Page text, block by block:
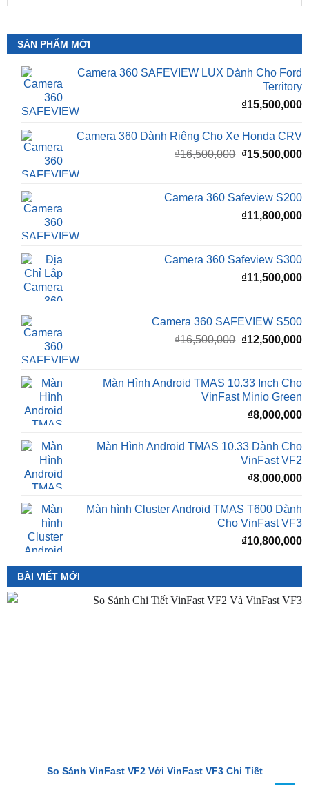
SẢN PHẨM MỚI
Camera 360 SAFEVIEW LUX Dành Cho Ford
Territory
₫15,500,000
Camera 360 Dành Riêng Cho Xe Honda CRV
₫16,500,000 Giá
₫16,500,000.
₫15,500,000
Camera 360 Safeview S200
₫11,800,000
Camera 360 Safeview S300
₫11,500,000
Camera 360 SAFEVIEW S500
₫16,500,000 Giá
₫16,500,000.
₫12,500,000
Màn Hình Android TMAS 10.33 Inch Cho
VinFast Minio Green
₫8,000,000
Màn Hình Android TMAS 10.33 Dành Cho
VinFast VF2
₫8,000,000
Màn hình Cluster Android TMAS T600 Dành
Cho VinFast VF3
₫10,800,000
BÀI VIẾT MỚI
So Sánh VinFast VF2 Với VinFast VF3 Chi Tiết